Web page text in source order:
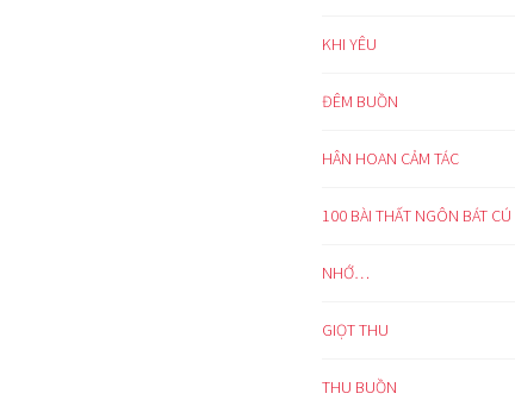
KHI YÊU
ĐÊM BUỒN
HÂN HOAN CẢM TÁC
100 BÀI THẤT NGÔN BÁT CÚ
NHỚ…
GIỌT THU
THU BUỒN